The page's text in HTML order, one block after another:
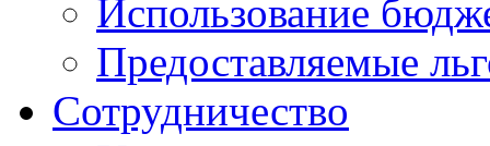
Использование
Предоставляемые
Сотрудничество